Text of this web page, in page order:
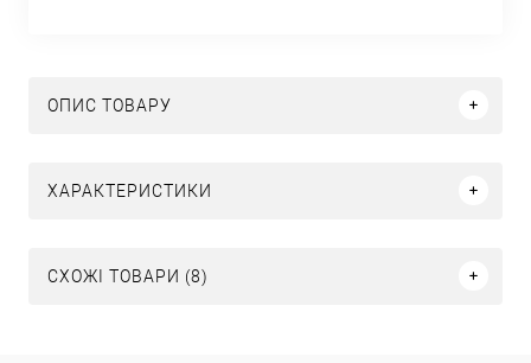
ОПИС ТОВАРУ
ХАРАКТЕРИСТИКИ
СХОЖІ ТОВАРИ (8)